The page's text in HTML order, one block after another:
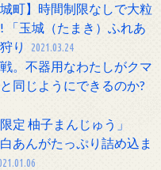
町】時間制限なしで大粒
「玉城（たまき）ふれあ
り
2021.03.24
。不器用なわたしがクマ
同じようにできるのか?
定 柚子まんじゅう」
あんがたっぷり詰め込ま